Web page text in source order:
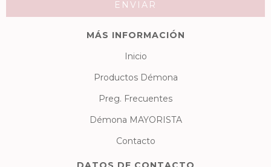
MÁS INFORMACIÓN
Inicio
Productos Démona
Preg. Frecuentes
Démona MAYORISTA
Contacto